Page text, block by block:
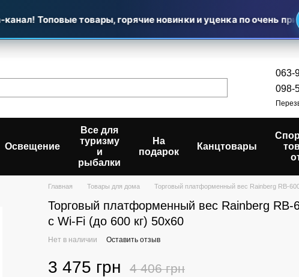
Топовые товары, горячие новинки и уценка по очень
063-
098-
Освещение
Все для
туризму
и
рыбалки
На
подарок
Канцтовары
Главная Товары для дома Торговый платформенный вес Rainberg RB-
Торговый платформенный вес Rainberg RB-
с Wi-Fi (до 600 кг) 50х60
Нет в наличии Оставить отзыв
3 475 грн 4 406 грн